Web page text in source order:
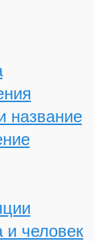
название
и человек